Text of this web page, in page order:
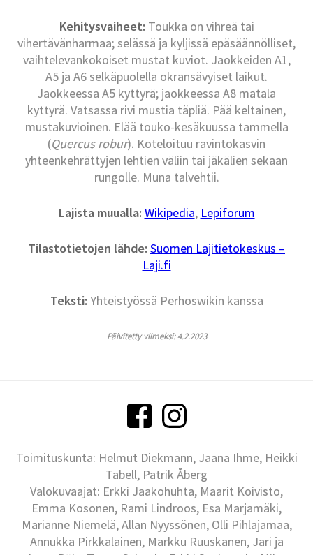
Kehitysvaiheet:Toukka on vihreä tai
vihertävänharmaa; selässä ja kyljissä epäsäännölliset,
vaihtelevankokoiset mustat kuviot. Jaokkeiden A1,
A5 ja A6 selkäpuolella okransävyiset laikut.
Jaokkeessa A5 kyttyrä; jaokkeessa A8 matala
kyttyrä. Vatsassa rivi mustia täpliä. Pää keltainen,
mustakuvioinen. Elää touko-kesäkuussa tammella
(Quercus robur). Koteloituu ravintokasvin
yhteenkehrättyjen lehtien väliin tai jäkälien sekaan
rungolle. Muna talvehtii.
Lajista muualla:Wikipedia, Lepiforum
Tilastotietojen lähde:Suomen Lajitietokeskus –
Laji.fi
Teksti:Yhteistyössä Perhoswikin kanssa
Päivitetty viimeksi: 4.2.2023
Toimituskunta: Helmut Diekmann, Jaana Ihme, Heikki
Tabell, Patrik Åberg
Valokuvaajat: Erkki Jaakohuhta, Maarit Koivisto,
Emma Kosonen, Rami Lindroos, Esa Marjamäki,
Marianne Niemelä, Allan Nyyssönen, Olli Pihlajamaa,
Annukka Pirkkalainen, Markku Ruuskanen, Jari ja